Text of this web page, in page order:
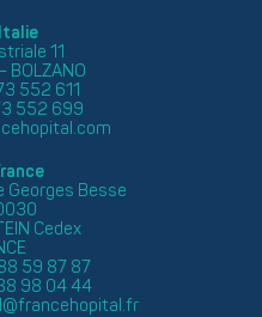
11
BOLZANO
552 611
552 699
Georges Besse
Cedex
59 87 87
98 04 44